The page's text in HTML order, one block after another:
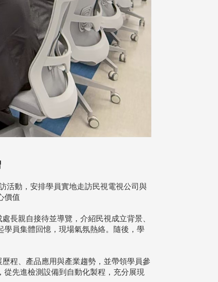
活動，安排學員實地走訪民視電視公司與
價值
長親自接待並導覽，介紹民視成立背景、
員集體回憶，現場氣氛熱絡。隨後，學
程、產品應用與產業趨勢，並帶領學員參
先進檢測設備到自動化製程，充分展現